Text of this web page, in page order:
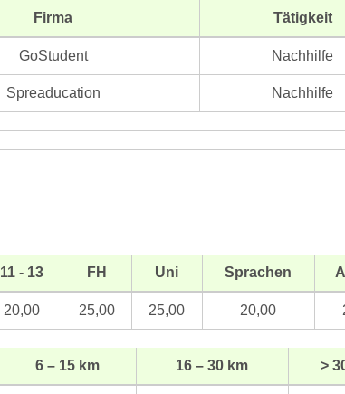
Firma Tätigkeit
GoStudent Nachhilfe
Spreaducation Nachhilfe
11 - 13 FH Uni Sprachen
20,00 25,00 25,00 20,00
6 – 15 km 16 – 30 km >